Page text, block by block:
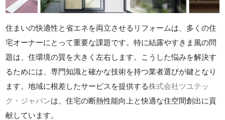
住まいの快適性と省エネを両立させるリフォームは、多くの住
宅オーナーにとって重要な課題です。特に結露やすきま風の問
題は、住環境の質を大きく左右します。こうした悩みを解決す
るためには、専門知識と確かな技術を持つ業者選びが鍵となり
ます。地域に根差したサービスを提供する株式会社ツユテッ
ク・ジャパンは、住宅の断熱性能向上と快適な住空間創出に貢
献しています。